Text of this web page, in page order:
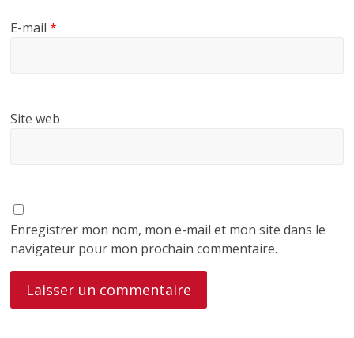
E-mail*
Site web
Enregistrer mon nom, mon e-mail et mon site dans le
navigateur pour mon prochain commentaire.